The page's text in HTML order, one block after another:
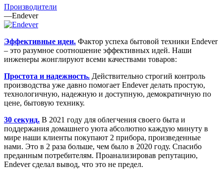
Производители
—Endever
Эффективные идеи. Фактор успеха бытовой техники Endever
– это разумное соотношение эффективных идей. Наши
инженеры жонглируют всеми качествами товаров:
Простота и надежность. Действительно строгий контроль
производства уже давно помогает Endever делать простую,
технологичную, надежную и доступную, демократичную по
цене, бытовую технику.
30 секунд. В 2021 году для облегчения своего быта и
поддержания домашнего уюта абсолютно каждую минуту в
мире наши клиенты покупают 2 прибора, произведенные
нами. Это в 2 раза больше, чем было в 2020 году. Спасибо
преданным потребителям. Проанализировав репутацию,
Endever сделал вывод, что это не предел.